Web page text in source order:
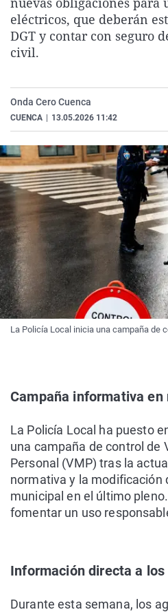
eléctricos, que deberán
DGT y contar con seguro
civil.
Onda Cero Cuenca
CUENCA 13.05.2026 11:42
La Policía Local inicia una campaña de
Campaña informativa en
La Policía Local ha puesto
una campaña de control de
Personal (VMP) tras la
normativa y la modificación
municipal en el último
fomentar un uso
Información directa a
Durante esta semana, los